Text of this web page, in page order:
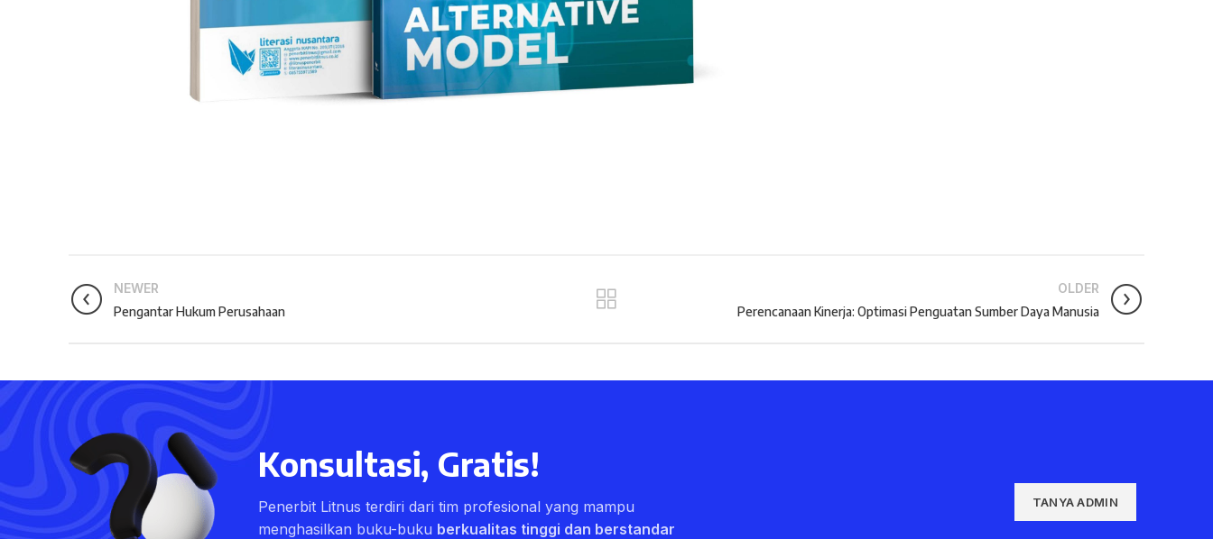
NEWER
Pengantar Hukum Perusahaan
OLDER
Perencanaan Kinerja: Optimasi Penguatan Sumber Daya Manusia
Konsultasi, Gratis!
Penerbit Litnus terdiri dari tim profesional yang mampu
menghasilkan buku-buku berkualitas tinggi dan berstandar
TANYA ADMIN